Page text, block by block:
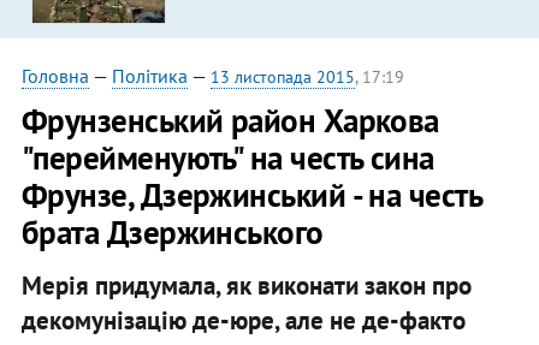
Головна — Політика — 13 листопада 2015, 17:19
Фрунзенський район Харкова
"перейменують" на честь сина
Фрунзе, Дзержинський - на честь
брата Дзержинського
Мерія придумала, як виконати закон про
декомунізацію де-юре, але не де-факто